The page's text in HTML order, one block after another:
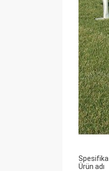
Ürün adı